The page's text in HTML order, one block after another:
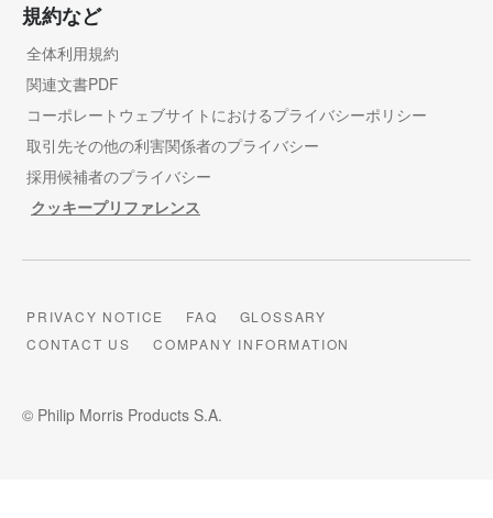
規約など
全体利用規約
関連文書PDF
コーポレートウェブサイトにおけるプライバシーポリシー
取引先その他の利害関係者のプライバシー
採用候補者のプライバシー
クッキープリファレンス
PRIVACY NOTICE FAQ
GLOSSARY
CONTACT US
COMPANY INFORMATION
© Philip Morris Products S.A.